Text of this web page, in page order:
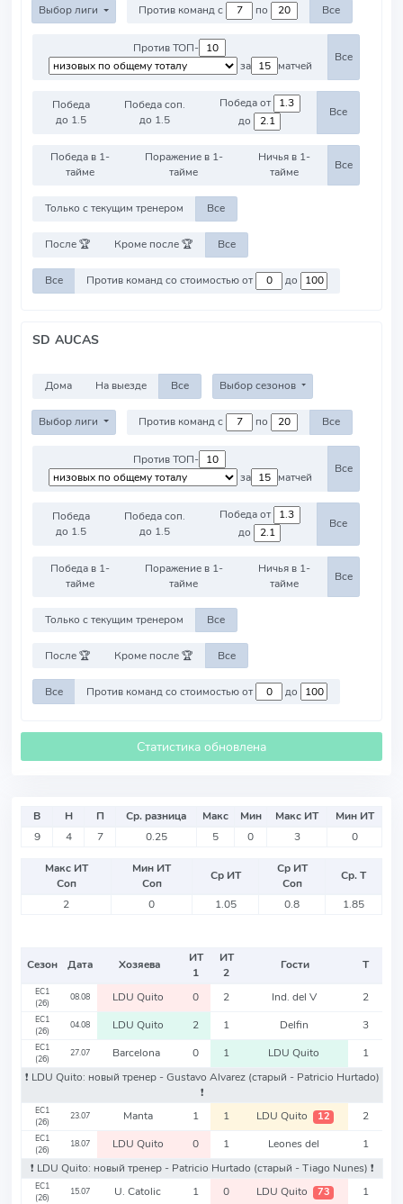
Выбор лиги Против команд с по Все
Против ТОП-
за
матчей
Все
Победа
до 1.5
Победа соп.
до 1.5
Победа от
до
Все
Победа в 1-
тайме
Поражение в 1-
тайме
Ничья в 1-
тайме
Все
Только с текущим тренером Все
После 🏆 Кроме после 🏆 Все
Все Против команд со стоимостью от до
SD AUCAS
Дома На выезде Все Выбор сезонов
Выбор лиги Против команд с по Все
Против ТОП-
за
матчей
Все
Победа
до 1.5
Победа соп.
до 1.5
Победа от
до
Все
Победа в 1-
тайме
Поражение в 1-
тайме
Ничья в 1-
тайме
Все
Только с текущим тренером Все
После 🏆 Кроме после 🏆 Все
Все Против команд со стоимостью от до
Статистика обновлена
В Н П Ср. разница Макс Мин Макс ИТ
Мин ИТ
9
4 7 0.25 5 0 3 0
Макс ИТ
Соп
Мин ИТ
Соп
Ср ИТ
Ср ИТ
Соп
Ср. Т
2
0 1.05 0.8 1.85
Сезон Дата Хозяева
ИТ
1
ИТ
2
Гости Т
EC1
(26)
08.08 LDU Quito 0 2 Ind. del V 2
EC1
(26)
04.08 LDU Quito 2 1 Delfin 3
EC1
(26)
27.07 Barcelona 0 1 LDU Quito
1
❗️ LDU Quito: новый тренер - Gustavo Alvarez (старый - Patricio Hurtado)
❗️
EC1
(26)
23.07 Manta 1 1 LDU Quito 12 2
EC1
(26)
18.07 LDU Quito 0 1 Leones del
1
❗️ LDU Quito: новый тренер - Patricio Hurtado (старый - Tiago Nunes) ❗️
EC1
(26)
15.07 U. Catolic 1 0 LDU Quito 73 1